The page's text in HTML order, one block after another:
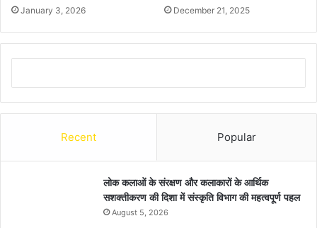
January 3, 2026 December 21, 2025
Recent Popular
लोक कलाओं के संरक्षण और कलाकारों के आर्थिक
सशक्तीकरण की दिशा में संस्कृति विभाग की महत्वपूर्ण पहल
August 5, 2026